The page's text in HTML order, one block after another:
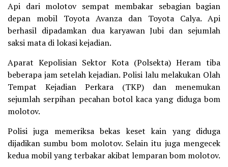
Api dari molotov sempat membakar sebagian bagian
depan mobil Toyota Avanza dan Toyota Calya. Api
berhasil dipadamkan dua karyawan Jubi dan sejumlah
saksi mata di lokasi kejadian.
Aparat Kepolisian Sektor Kota (Polsekta) Heram tiba
beberapa jam setelah kejadian. Polisi lalu melakukan Olah
Tempat Kejadian Perkara (TKP) dan menemukan
sejumlah serpihan pecahan botol kaca yang diduga bom
molotov.
Polisi juga memeriksa bekas keset kain yang diduga
dijadikan sumbu bom molotov. Selain itu juga mengecek
kedua mobil yang terbakar akibat lemparan bom molotov.